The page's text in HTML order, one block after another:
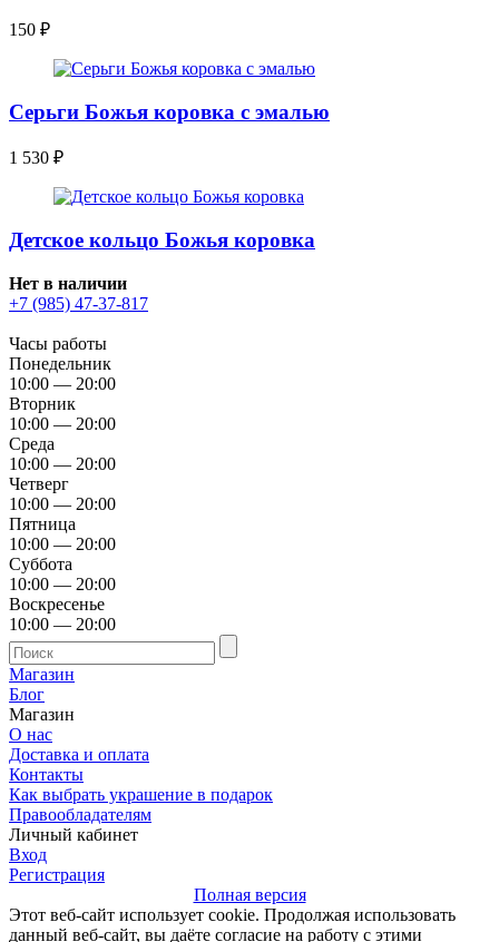
150 ₽
Серьги Божья коровка с эмалью
1 530 ₽
Детское кольцо Божья коровка
Нет в наличии
+7 (985) 47-37-817
Часы работы
Понедельник
10:00 — 20:00
Вторник
10:00 — 20:00
Среда
10:00 — 20:00
Четверг
10:00 — 20:00
Пятница
10:00 — 20:00
Суббота
10:00 — 20:00
Воскресенье
10:00 — 20:00
Магазин
Блог
Магазин
О нас
Доставка и оплата
Контакты
Как выбрать украшение в подарок
Правообладателям
Личный кабинет
Вход
Регистрация
Полная версия
Этот веб-сайт использует cookie. Продолжая использовать
данный веб-сайт, вы даёте согласие на работу с этими